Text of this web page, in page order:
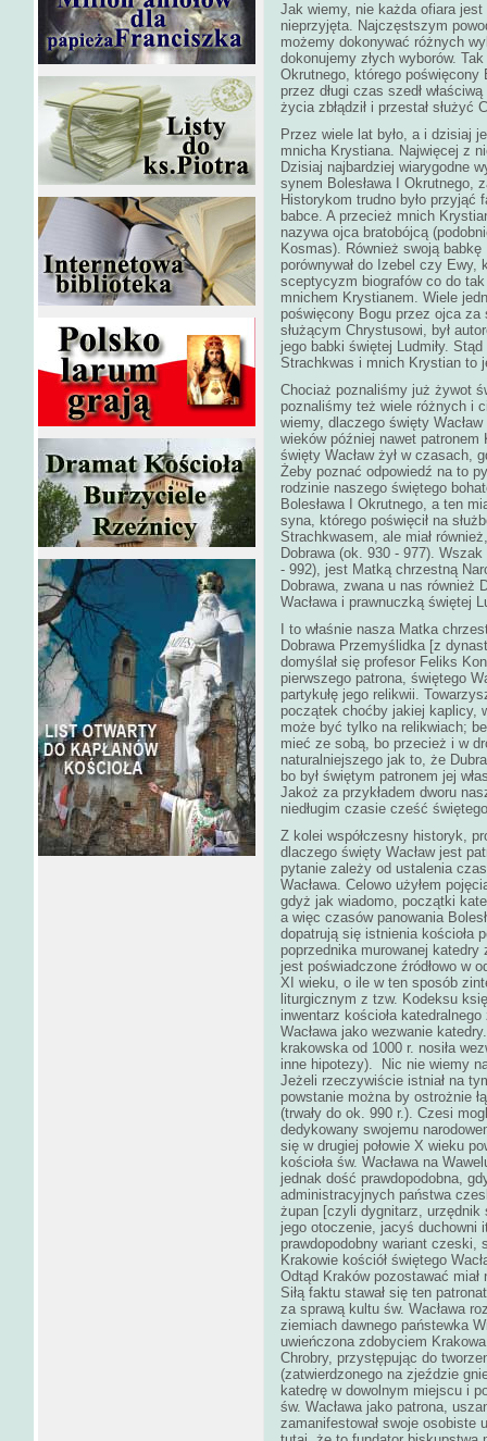
Jak wiemy, nie każda ofiara
nieprzyjęta. Najczęstszym
możemy dokonywać różnych
dokonujemy złych wyborów.
Okrutnego, którego
przez długi czas szedł
życia zbłądził i przestał służyć
Przez wiele lat było, a i dzisiaj
mnicha Krystiana. Najwięcej z
Dzisiaj najbardziej wiarygodne
synem Bolesława I Okrutnego,
Historykom trudno było
babce. A przecież mnich
nazywa ojca bratobójcą
Kosmas). Również swoją babkę
porównywał do Izebel czy Ewy,
sceptycyzm biografów co do
mnichem Krystianem. Wiele
poświęcony Bogu przez ojca za
służącym Chrystusowi, był
jego babki świętej Ludmiły.
Strachkwas i mnich Krystian to
Chociaż poznaliśmy już żywot
poznaliśmy też wiele różnych i
wiemy, dlaczego święty
wieków później nawet
święty Wacław żył w czasach,
Żeby poznać odpowiedź na to
rodzinie naszego świętego
Bolesława I Okrutnego, a ten
syna, którego poświęcił na
Strachkwasem, ale miał
Dobrawa (ok. 930 - 977).
- 992), jest Matką chrzestną
Dobrawa, zwana u nas również
Wacława i prawnuczką świętej
I to właśnie nasza Matka
Dobrawa Przemyślidka [z
domyślał się profesor Feliks
pierwszego patrona, świętego
partykułę jego relikwii.
początek choćby jakiej kaplicy,
może być tylko na relikwiach;
mieć ze sobą, bo przecież i w
naturalniejszego jak to, że
bo był świętym patronem jej
Jakoż za przykładem dworu
niedługim czasie cześć
Z kolei współczesny historyk,
dlaczego święty Wacław jest
pytanie zależy od ustalenia
Wacława. Celowo użyłem
gdyż jak wiadomo, początki
a więc czasów panowania
dopatrują się istnienia kościoła
poprzednika murowanej katedry
jest poświadczone źródłowo w
XI wieku, o ile w ten sposób
liturgicznym z tzw. Kodeksu
inwentarz kościoła
Wacława jako wezwanie
krakowska od 1000 r. nosiła
inne hipotezy). Nic nie wiemy
Jeżeli rzeczywiście istniał na
powstanie można by ostrożnie
(trwały do ok. 990 r.). Czesi
dedykowany swojemu
się w drugiej połowie X wieku
kościoła św. Wacława na
jednak dość prawdopodobna,
administracyjnych państwa
żupan [czyli dygnitarz,
jego otoczenie, jacyś duchowni
prawdopodobny wariant
Krakowie kościół świętego
Odtąd Kraków pozostawać
Siłą faktu stawał się ten
za sprawą kultu św. Wacława
ziemiach dawnego państewka
uwieńczona zdobyciem
Chrobry, przystępując do
(zatwierdzonego na zjeździe
katedrę w dowolnym miejscu i
św. Wacława jako patrona,
zamanifestował swoje osobiste